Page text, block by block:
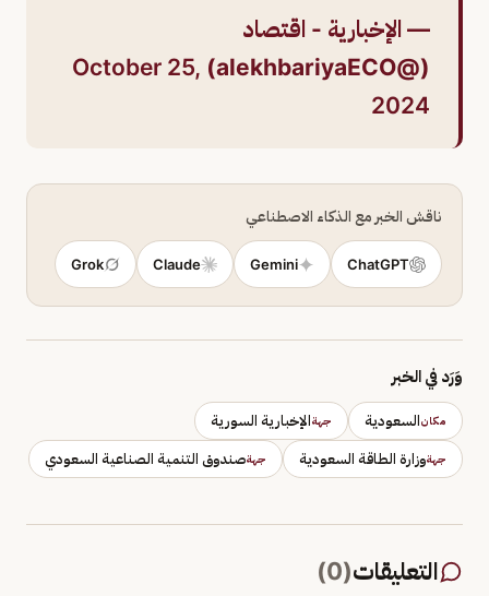
— الإخبارية - اقتصاد
(@alekhbariyaECO)
October 25,
2024
ناقش الخبر مع الذكاء الاصطناعي
ChatGPT
Gemini
Claude
Grok
وَرَد في الخبر
مكانالسعودية جهةالإخبارية السورية
جهةوزارة الطاقة السعودية جهةصندوق التنمية الصناعية السعودي
التعليقات(
0
)